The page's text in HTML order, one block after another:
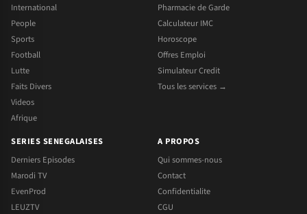
International
People
Sports
Football
Lutte
Faits Divers
Videos
Afrique
Pharmacie de Garde
Calculateur IMC
Horoscope
Offres Emploi
Simulateur Credit
Tous les services →
SERIES SENEGALAISES
Derniers Episodes
Marodi TV
EvenProd
LEUZTV
A PROPOS
Qui sommes-nous
Contact
Confidentialite
CGU